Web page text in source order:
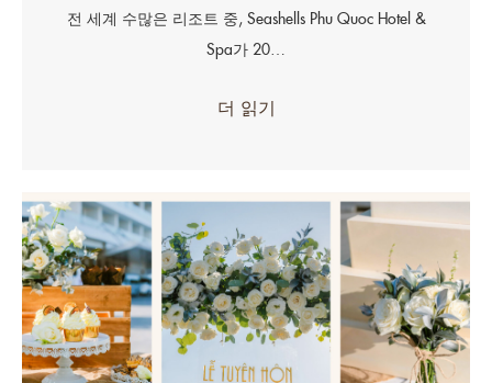
전 세계 수많은 리조트 중, Seashells Phu Quoc Hotel &
Spa가 20…
더 읽기